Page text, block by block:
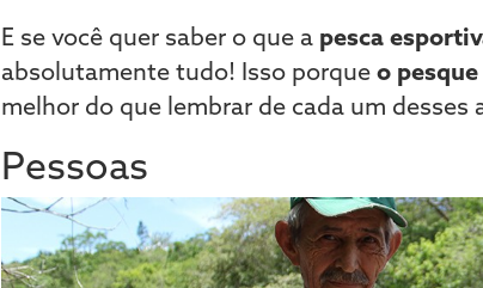
E se você quer saber o que a pesca
absolutamente tudo! Isso porque o
melhor do que lembrar de cada um
Pessoas